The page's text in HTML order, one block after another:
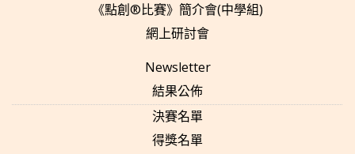
《點創®比賽》簡介會(中學組)
網上研討會
Newsletter
結果公佈
決賽名單
得獎名單